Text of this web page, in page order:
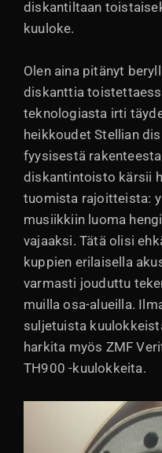
diskantiltaan
kuuloke.
Olen aina pitänyt
diskanttia
teknologiasta irti
heikkoudet Stellian
fyysisestä
diskantintoisto kärsii
tuomista rajoitteista:
musiikkiin luoma
vajaaksi. Tätä olisi
kuppien erilaisella
varmasti jouduttu
muilla osa-alueilla.
suljetuista
harkita myös ZMF
TH900 -kuulokkeita.